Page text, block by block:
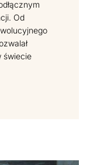
Od
świecie